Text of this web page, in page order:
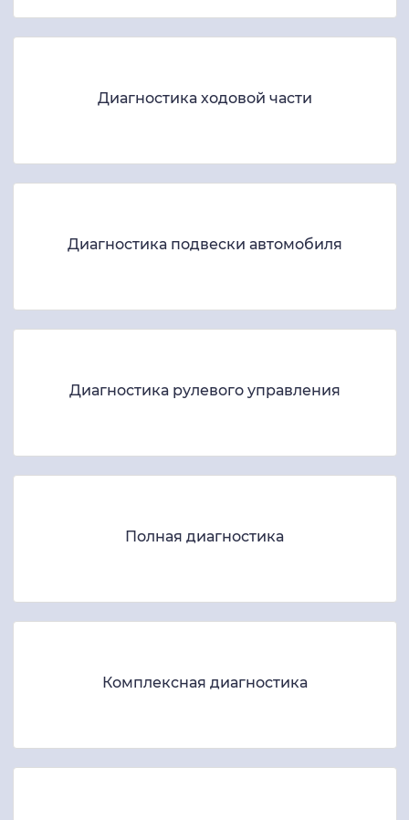
Диагностика ходовой части
Диагностика подвески автомобиля
Диагностика рулевого управления
Полная диагностика
Комплексная диагностика